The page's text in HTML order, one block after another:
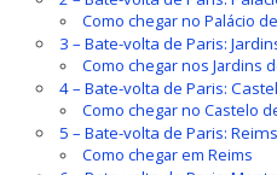
Como chegar no Palácio
3 – Bate-volta de Paris:
Como chegar nos Jardins
4 – Bate-volta de Paris:
Como chegar no Castelo
5 – Bate-volta de Paris:
Como chegar em Reims